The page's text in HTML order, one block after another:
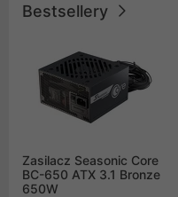
Bestsellery
Zasilacz Seasonic Core
BC-650 ATX 3.1 Bronze
650W